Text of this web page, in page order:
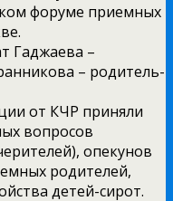
форуме приемных
Гаджаева –
– родитель-
от КЧР приняли
вопросов
опекунов
родителей,
детей-сирот.